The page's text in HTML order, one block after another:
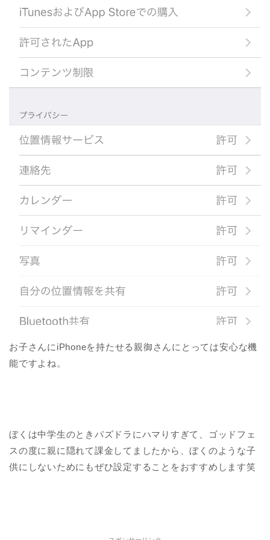
お子さんにiPhoneを持たせる親御さんにとっては安心な機
能ですよね。
ぼくは中学生のときパズドラにハマりすぎて、ゴッドフェ
スの度に親に隠れて課金してましたから、ぼくのような子
供にしないためにもぜひ設定することをおすすめします笑